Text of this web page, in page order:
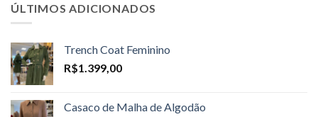
ÚLTIMOS ADICIONADOS
Trench Coat Feminino
R$1.399,00
Casaco de Malha de Algodão